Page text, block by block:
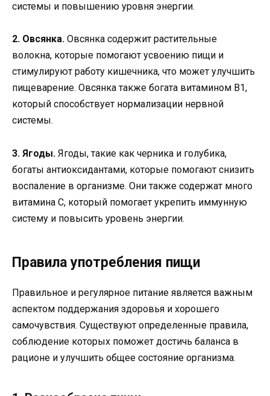
системы и повышению уровня энергии.
2. Овсянка. Овсянка содержит растительные
волокна, которые помогают усвоению пищи и
стимулируют работу кишечника, что может улучшить
пищеварение. Овсянка также богата витамином В1,
который способствует нормализации нервной
системы.
3. Ягоды. Ягоды, такие как черника и голубика,
богаты антиоксидантами, которые помогают снизить
воспаление в организме. Они также содержат много
витамина С, который помогает укрепить иммунную
систему и повысить уровень энергии.
Правила употребления пищи
Правильное и регулярное питание является важным
аспектом поддержания здоровья и хорошего
самочувствия. Существуют определенные правила,
соблюдение которых поможет достичь баланса в
рационе и улучшить общее состояние организма.